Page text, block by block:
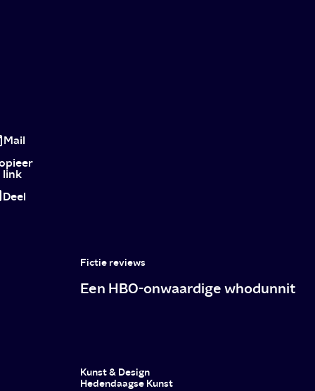
je
voor
functie
of
Mail
link
Deel
Fictie reviews
Een HBO-onwaardige whodunnit
Kunst & Design
Hedendaagse Kunst